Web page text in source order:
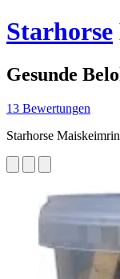
Starhorse
Gesunde
13 Bewertungen
Starhorse